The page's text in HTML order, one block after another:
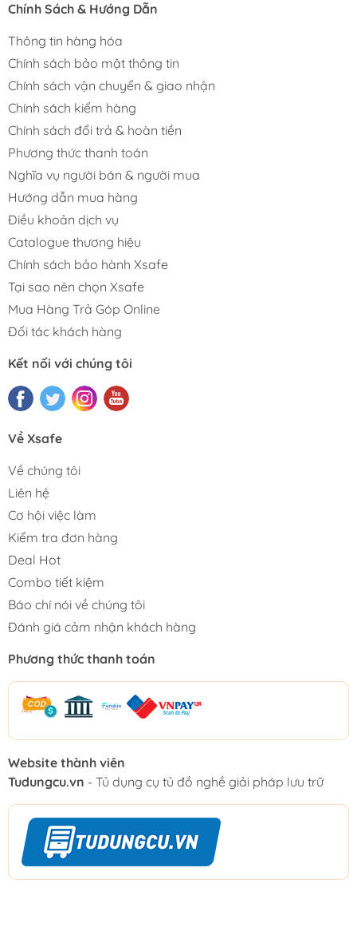
Chính Sách & Hướng Dẫn
Thông tin hàng hóa
Chính sách bảo mật thông tin
Chính sách vận chuyển & giao nhận
Chính sách kiểm hàng
Chính sách đổi trả & hoàn tiền
Phương thức thanh toán
Nghĩa vụ người bán & người mua
Hướng dẫn mua hàng
Điều khoản dịch vụ
Catalogue thương hiệu
Chính sách bảo hành Xsafe
Tại sao nên chọn Xsafe
Mua Hàng Trả Góp Online
Đối tác khách hàng
Kết nối với chúng tôi
Về Xsafe
Về chúng tôi
Liên hệ
Cơ hội việc làm
Kiểm tra đơn hàng
Deal Hot
Combo tiết kiệm
Báo chí nói về chúng tôi
Đánh giá cảm nhận khách hàng
Phương thức thanh toán
Website thành viên
Tudungcu.vn - Tủ dụng cụ tủ đồ nghề giải pháp lưu trữ